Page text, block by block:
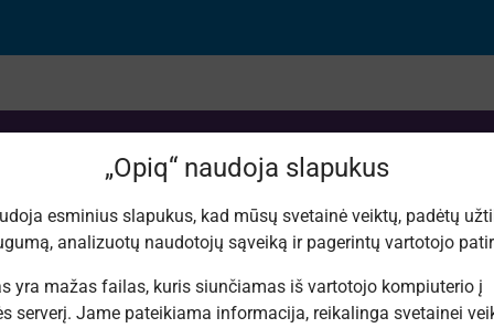
ir jo praktinis
„Opiq“ naudoja slapukus
esminius slapukus, kad mūsų svetainė veiktų, padėtų
analizuotų naudotojų sąveiką ir pagerintų vartotojo
yra mažas failas, kuris siunčiamas iš vartotojo kompiuterio į
serverį. Jame pateikiama informacija, reikalinga svetainei